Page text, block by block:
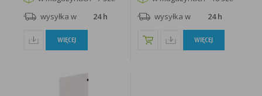
wysyłka w
24 h
WIĘCEJ
wysyłka w
24 h
WIĘCEJ